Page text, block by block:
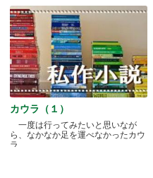
カウラ（１）
一度は行ってみたいと思いなが
ら、なかなか足を運べなかったカウ
ラ.....